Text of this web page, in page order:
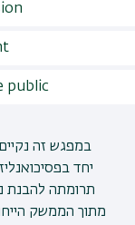
public
במפגש זה נקיים שיחה עם פרופ' מירב רוט, במטרה להתבונן
יחד
תרומתה להבנת
מתוך הממשק